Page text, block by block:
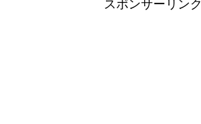
スポンサーリンク